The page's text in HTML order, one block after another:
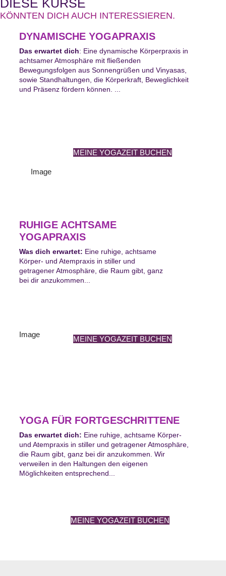
DIESE KURSE
KÖNNTEN DICH AUCH INTERESSIEREN.
DYNAMISCHE YOGAPRAXIS
Das erwartet dich: Eine dynamische Körperpraxis in
achtsamer Atmosphäre mit fließenden
Bewegungsfolgen aus Sonnengrüßen und Vinyasas,
sowie Standhaltungen, die Körperkraft, Beweglichkeit
und Präsenz fördern können. ...
MEINE YOGAZEIT BUCHEN
RUHIGE ACHTSAME
YOGAPRAXIS
Was dich erwartet: Eine ruhige, achtsame
Körper- und Atempraxis in stiller und
getragener Atmosphäre, die Raum gibt, ganz
bei dir anzukommen...
MEINE YOGAZEIT BUCHEN
YOGA FÜR FORTGESCHRITTENE
Das erwartet dich: Eine ruhige, achtsame Körper-
und Atempraxis in stiller und getragener Atmosphäre,
die Raum gibt, ganz bei dir anzukommen. Wir
verweilen in den Haltungen den eigenen
Möglichkeiten entsprechend...
MEINE YOGAZEIT BUCHEN